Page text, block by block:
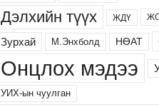
Дэлхийн түүх ЖДҮ
Зурхай М.Энхболд НӨАТ
Онцлох мэдээ
УИХ-ын чуулган